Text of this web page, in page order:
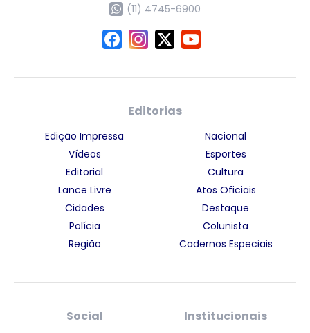
(11) 4745-6900
Editorias
Edição Impressa
Vídeos
Editorial
Lance Livre
Cidades
Polícia
Região
Nacional
Esportes
Cultura
Atos Oficiais
Destaque
Colunista
Cadernos Especiais
Social Institucionais